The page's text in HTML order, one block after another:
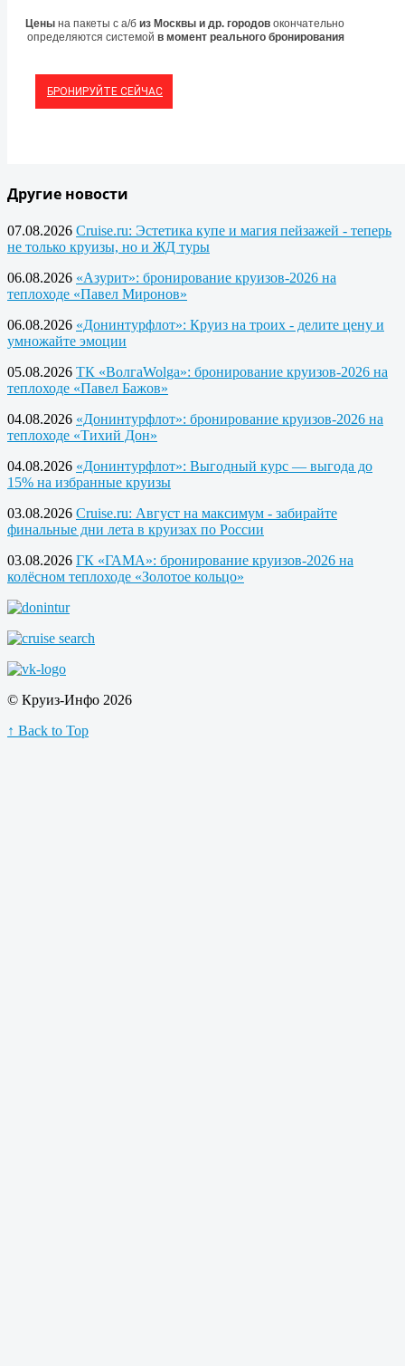
Цены на пакеты с а/б из Москвы и др. городов окончательно
определяются системой в момент реального бронирования
БРОНИРУЙТЕ СЕЙЧАС
Другие новости
07.08.2026 Cruise.ru: Эстетика купе и магия пейзажей - теперь
не только круизы, но и ЖД туры
06.08.2026 «Азурит»: бронирование круизов-2026 на
теплоходе «Павел Миронов»
06.08.2026 «Донинтурфлот»: Круиз на троих - делите цену и
умножайте эмоции
05.08.2026 ТК «ВолгаWolga»: бронирование круизов-2026 на
теплоходе «Павел Бажов»
04.08.2026 «Донинтурфлот»: бронирование круизов-2026 на
теплоходе «Тихий Дон»
04.08.2026 «Донинтурфлот»: Выгодный курс — выгода до
15% на избранные круизы
03.08.2026 Cruise.ru: Август на максимум - забирайте
финальные дни лета в круизах по России
03.08.2026 ГК «ГАМА»: бронирование круизов-2026 на
колёсном теплоходе «Золотое кольцо»
© Круиз-Инфо 2026
↑ Back to Top